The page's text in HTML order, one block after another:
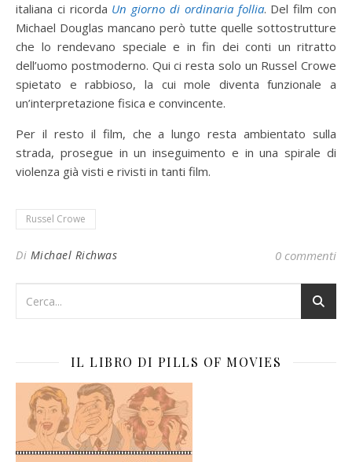
italiana ci ricorda Un giorno di ordinaria follia. Del film con
Michael Douglas mancano però tutte quelle sottostrutture
che lo rendevano speciale e in fin dei conti un ritratto
dell’uomo postmoderno. Qui ci resta solo un Russel Crowe
spietato e rabbioso, la cui mole diventa funzionale a
un’interpretazione fisica e convincente.
Per il resto il film, che a lungo resta ambientato sulla
strada, prosegue in un inseguimento e in una spirale di
violenza già visti e rivisti in tanti film.
Russel Crowe
Di Michael Richwas 0 commenti
IL LIBRO DI PILLS OF MOVIES